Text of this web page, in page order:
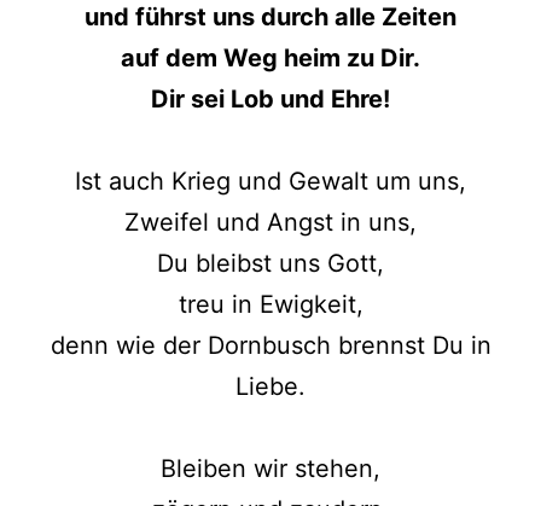
und führst uns durch alle Zeiten
auf dem Weg heim zu Dir.
Dir sei Lob und Ehre!
Ist auch Krieg und Gewalt um uns,
Zweifel und Angst in uns,
Du bleibst uns Gott,
treu in Ewigkeit,
denn wie der Dornbusch brennst Du in
Liebe.
Bleiben wir stehen,